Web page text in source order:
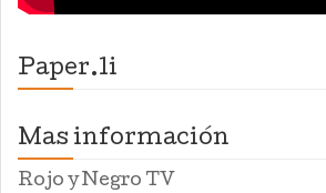
Paper.li
Mas información
Rojo y Negro TV